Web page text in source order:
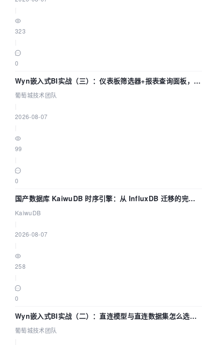
323
0
Wyn嵌入式BI实战（三）：仪表板筛选器+报表查询面板，参
数联动全闭环
葡萄城技术团队
2026-08-07
99
0
国产数据库 KaiwuDB 时序引擎：从 InfluxDB 迁移的完整
技术路径
KaiwuDB
2026-08-07
258
0
Wyn嵌入式BI实战（二）：直连模型与直连数据集怎么选，
参数为什么不生效？| 葡萄城技术团队
葡萄城技术团队